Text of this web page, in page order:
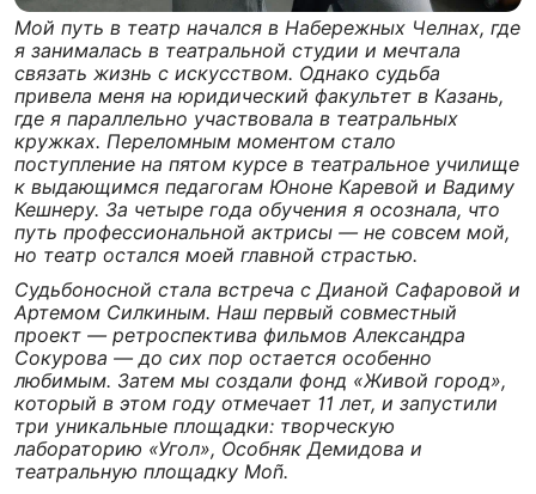
Мой путь в театр начался в Набережных Челнах, где
я занималась в театральной студии и мечтала
связать жизнь с искусством. Однако судьба
привела меня на юридический факультет в Казань,
где я параллельно участвовала в театральных
кружках. Переломным моментом стало
поступление на пятом курсе в театральное училище
к выдающимся педагогам Юноне Каревой и Вадиму
Кешнеру. За четыре года обучения я осознала, что
путь профессиональной актрисы — не совсем мой,
но театр остался моей главной страстью.
Судьбоносной стала встреча с Дианой Сафаровой и
Артемом Силкиным. Наш первый совместный
проект — ретроспектива фильмов Александра
Сокурова — до сих пор остается особенно
любимым. Затем мы создали фонд «Живой город»,
который в этом году отмечает 11 лет, и запустили
три уникальные площадки: творческую
лабораторию «Угол», Особняк Демидова и
театральную площадку Moñ.